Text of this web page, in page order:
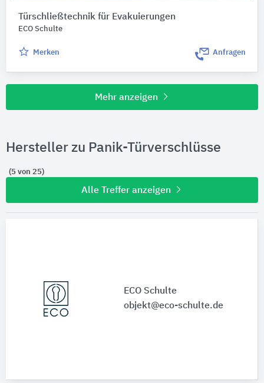
Türschließtechnik für Evakuierungen
ECO Schulte
Merken Anfragen
Mehr anzeigen
Hersteller zu Panik-Türverschlüsse
(5 von 25)
Alle Treffer anzeigen
ECO Schulte
objekt@eco-schulte.de